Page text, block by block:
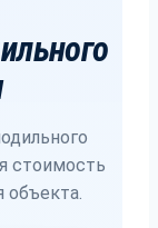
стоимость
объекта.